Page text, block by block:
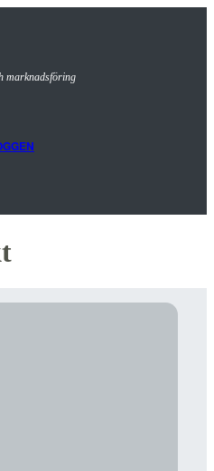
marknadsföring